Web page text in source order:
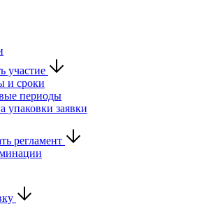
участие
и сроки
периоды
упаковки заявки
регламент